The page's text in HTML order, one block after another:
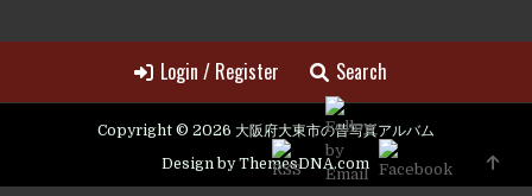
ー
ョ
Login / Register Search
Copyright © 2026 大阪府大東市の昔写真アルバム
Design by ThemesDNA.com